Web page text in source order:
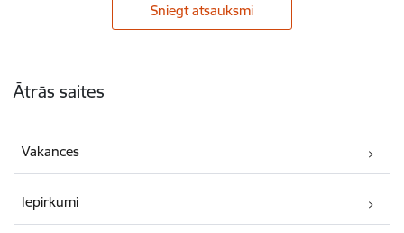
Sniegt atsauksmi
Ātrās saites
Vakances
Iepirkumi